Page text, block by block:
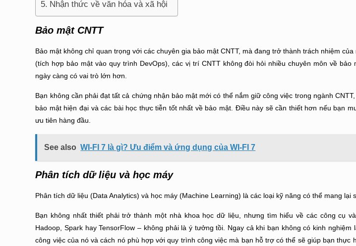
Nhận thức về văn hóa và xã hội
Bảo mật CNTT
Bảo mật không chỉ quan trọng với các chuyên gia bảo mật CNTT, mà đang trở thành trách nhiệm
(tích hợp bảo mật vào quy trình DevOps), các vị trí CNTT không đòi hỏi nhiều chuyên môn về
ngày càng có vai trò lớn hơn.
Bạn không cần phải đạt tất cả chứng nhận bảo mật mới có thể nắm giữ công việc trong ngành
bảo mật hiện đại và các bài học thực tiễn tốt nhất về bảo mật. Điều này sẽ cần thiết hơn nếu bạn
ưu tiên hàng đầu.
See also WI-FI 7 là gì? Ưu điểm và ứng dụng của WI-FI 7
Phân tích dữ liệu và học máy
Phân tích dữ liệu (Data Analytics) và học máy (Machine Learning) là các loại kỹ năng có thể mang lại
Bạn không nhất thiết phải trở thành một nhà khoa học dữ liệu, nhưng tìm hiểu về các công cụ
Hadoop, Spark hay TensorFlow – không phải là ý tưởng tồi. Ngay cả khi bạn không có kinh
công việc của nó và cách nó phù hợp với quy trình công việc mà bạn hỗ trợ có thể sẽ giúp bạn thực